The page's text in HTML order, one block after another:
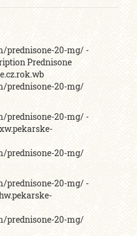
prednisone-20-mg/ -
Prednisone
prednisone-20-mg/
prednisone-20-mg/ -
prednisone-20-mg/
prednisone-20-mg/ -
prednisone-20-mg/